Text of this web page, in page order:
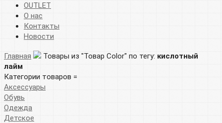
OUTLET
О нас
Контакты
Новости
Главная Товары из "Товар Color" по тегу: кислотный
лайм
Категории товаров =
Аксессуары
Обувь
Одежда
Детское